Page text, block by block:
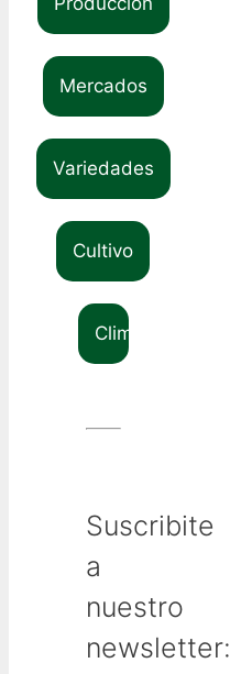
Mercados
Variedades
Cultivo
Clima
Suscribite
a
nuestro
newsletter: